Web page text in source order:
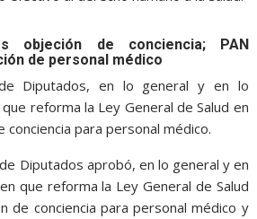
objeción de conciencia; PAN
de personal médico
Diputados, en lo general y en lo
reforma la Ley General de Salud en
para personal médico.
Diputados aprobó, en lo general y en
que reforma la Ley General de Salud
de conciencia para personal médico y